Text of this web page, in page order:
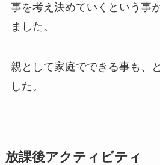
事を考え決めていくという事
ました。
親として家庭でできる事も、
した。
放課後アクティビティ